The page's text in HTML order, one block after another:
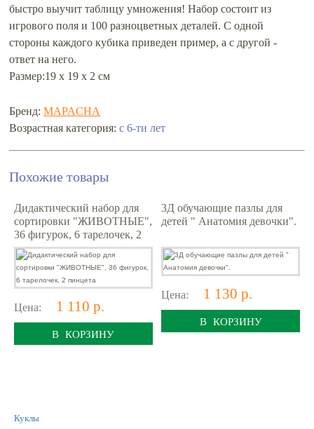
быстро выучит таблицу умножения! Набор состоит из
игрового поля и 100 разноцветных деталей. С одной
стороны каждого кубика приведен пример, а с другой -
ответ на него.
Размер:19 x 19 x 2 cм
Бренд:MAPACHA
Возрастная категория:с 6-ти лет
Похожие товары
Дидактический набор для
сортировки "ЖИВОТНЫЕ",
36 фигурок, 6 тарелочек, 2
пинцета
Цена: 1 110 р.
В КОРЗИНУ
3Д обучающие пазлы для
детей " Анатомия девочки".
Цена: 1 130 р.
В КОРЗИНУ
Куклы